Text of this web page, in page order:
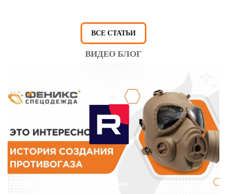
ВСЕ СТАТЬИ
ВИДЕО БЛОГ